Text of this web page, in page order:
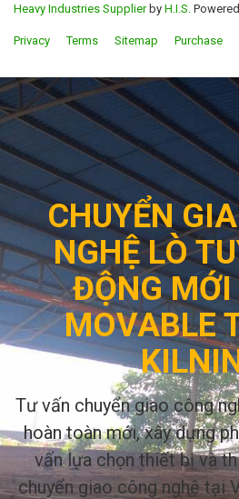
Heavy Industries Supplierby H.I.S.
Privacy Terms Sitemap Purchase
CHUYỂN
NGHỆ LÒ
ĐỘNG
MOVABLE
Tư vấn chuyển giao công
hoàn toàn mới, xây dựng
vấn lựa chọn thiết bị và
chuyển giao công nghệ tại